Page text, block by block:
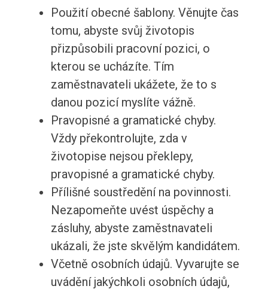
Použití obecné šablony. Věnujte čas
tomu, abyste svůj životopis
přizpůsobili pracovní pozici, o
kterou se ucházíte. Tím
zaměstnavateli ukážete, že to s
danou pozicí myslíte vážně.
Pravopisné a gramatické chyby.
Vždy překontrolujte, zda v
životopise nejsou překlepy,
pravopisné a gramatické chyby.
Přílišné soustředění na povinnosti.
Nezapomeňte uvést úspěchy a
zásluhy, abyste zaměstnavateli
ukázali, že jste skvělým kandidátem.
Včetně osobních údajů. Vyvarujte se
uvádění jakýchkoli osobních údajů,